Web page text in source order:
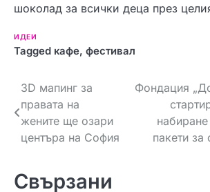
шоколад за всички деца през
ИДЕИ
Tagged кафе, фестивал
Н
а
в
3D мапинг за
правата на
жените ще озари
центъра на София
Фондация
пакети
Свързани